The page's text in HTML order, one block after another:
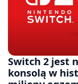
Switch 2 jest
konsolą w